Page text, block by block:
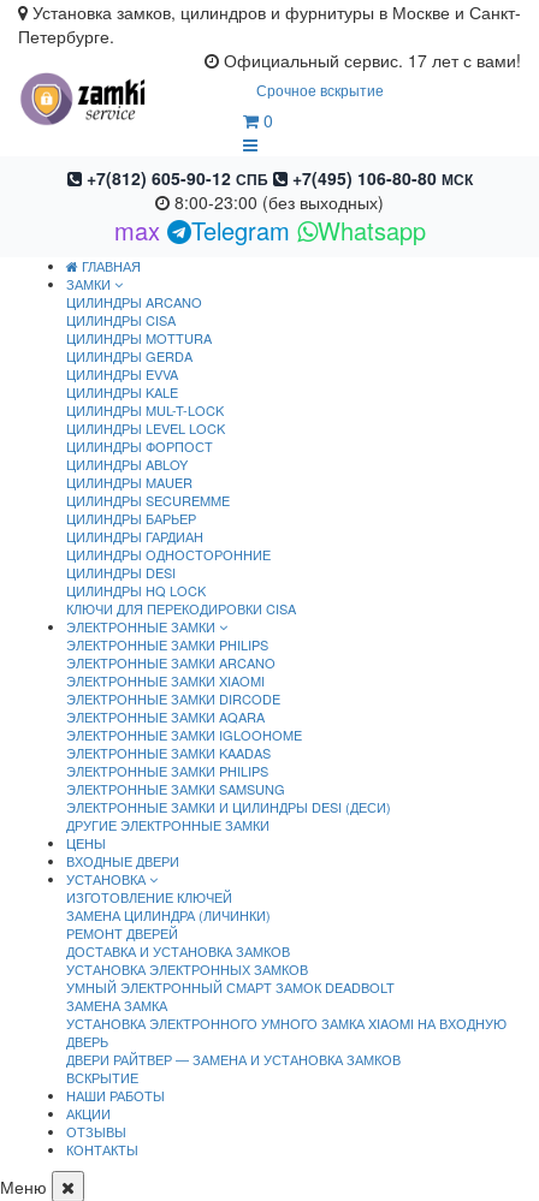
Установка замков, цилиндров и фурнитуры в Москве и Санкт-
Петербурге.
Официальный сервис. 17 лет с вами!
Срочное вскрытие
0
+7(812) 605-90-12 СПБ +7(495) 106-80-80 МСК
8:00-23:00 (без выходных)
max Telegram Whatsapp
ГЛАВНАЯ
ЗАМКИ
ЦИЛИНДРЫ ARCANO
ЦИЛИНДРЫ CISA
ЦИЛИНДРЫ MOTTURA
ЦИЛИНДРЫ GERDA
ЦИЛИНДРЫ EVVA
ЦИЛИНДРЫ KALE
ЦИЛИНДРЫ MUL-T-LOCK
ЦИЛИНДРЫ LEVEL LOCK
ЦИЛИНДРЫ ФОРПОСТ
ЦИЛИНДРЫ ABLOY
ЦИЛИНДРЫ MAUER
ЦИЛИНДРЫ SECUREMME
ЦИЛИНДРЫ БАРЬЕР
ЦИЛИНДРЫ ГАРДИАН
ЦИЛИНДРЫ ОДНОСТОРОННИЕ
ЦИЛИНДРЫ DESI
ЦИЛИНДРЫ HQ LOCK
КЛЮЧИ ДЛЯ ПЕРЕКОДИРОВКИ CISA
ЭЛЕКТРОННЫЕ ЗАМКИ
ЭЛЕКТРОННЫЕ ЗАМКИ PHILIPS
ЭЛЕКТРОННЫЕ ЗАМКИ ARCANO
ЭЛЕКТРОННЫЕ ЗАМКИ XIAOMI
ЭЛЕКТРОННЫЕ ЗАМКИ DIRCODE
ЭЛЕКТРОННЫЕ ЗАМКИ AQARA
ЭЛЕКТРОННЫЕ ЗАМКИ IGLOOHOME
ЭЛЕКТРОННЫЕ ЗАМКИ KAADAS
ЭЛЕКТРОННЫЕ ЗАМКИ PHILIPS
ЭЛЕКТРОННЫЕ ЗАМКИ SAMSUNG
ЭЛЕКТРОННЫЕ ЗАМКИ И ЦИЛИНДРЫ DESI (ДЕСИ)
ДРУГИЕ ЭЛЕКТРОННЫЕ ЗАМКИ
ЦЕНЫ
ВХОДНЫЕ ДВЕРИ
УСТАНОВКА
ИЗГОТОВЛЕНИЕ КЛЮЧЕЙ
ЗАМЕНА ЦИЛИНДРА (ЛИЧИНКИ)
РЕМОНТ ДВЕРЕЙ
ДОСТАВКА И УСТАНОВКА ЗАМКОВ
УСТАНОВКА ЭЛЕКТРОННЫХ ЗАМКОВ
УМНЫЙ ЭЛЕКТРОННЫЙ СМАРТ ЗАМОК DEADBOLT
ЗАМЕНА ЗАМКА
УСТАНОВКА ЭЛЕКТРОННОГО УМНОГО ЗАМКА XIAOMI НА ВХОДНУЮ
ДВЕРЬ
ДВЕРИ РАЙТВЕР — ЗАМЕНА И УСТАНОВКА ЗАМКОВ
ВСКРЫТИЕ
НАШИ РАБОТЫ
АКЦИИ
ОТЗЫВЫ
КОНТАКТЫ
Меню